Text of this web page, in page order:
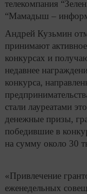
телекомпания
“Мамадыш –
Андрей Кузьмин
принимают
конкурсах и
недавнее
конкурса,
стали лауреатами
денежные призы,
победившие в
на сумму около 30
«Привлечение
еженедельных